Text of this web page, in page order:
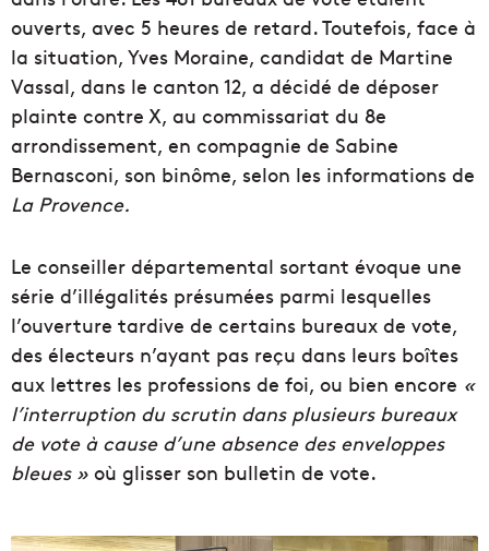
ouverts, avec 5 heures de retard. Toutefois, face à
la situation, Yves Moraine, candidat de Martine
Vassal, dans le canton 12, a décidé de déposer
plainte contre X, au commissariat du 8e
arrondissement, en compagnie de Sabine
Bernasconi, son binôme, selon les informations de
La Provence.
Le conseiller départemental sortant évoque une
série d’illégalités présumées parmi lesquelles
l’ouverture tardive de certains bureaux de vote,
des électeurs n’ayant pas reçu dans leurs boîtes
aux lettres les professions de foi, ou bien encore «
l’interruption du scrutin dans plusieurs bureaux
de vote à cause d’une absence des enveloppes
bleues » où glisser son bulletin de vote.